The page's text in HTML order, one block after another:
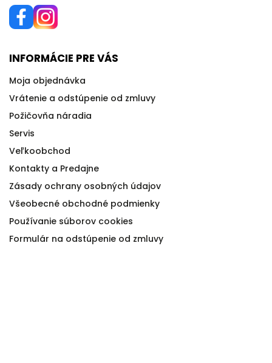
INFORMÁCIE PRE VÁS
Moja objednávka
Vrátenie a odstúpenie od zmluvy
Požičovňa náradia
Servis
Veľkoobchod
Kontakty a Predajne
Zásady ochrany osobných údajov
Všeobecné obchodné podmienky
Používanie súborov cookies
Formulár na odstúpenie od zmluvy